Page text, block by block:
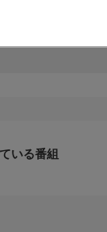
いる番組